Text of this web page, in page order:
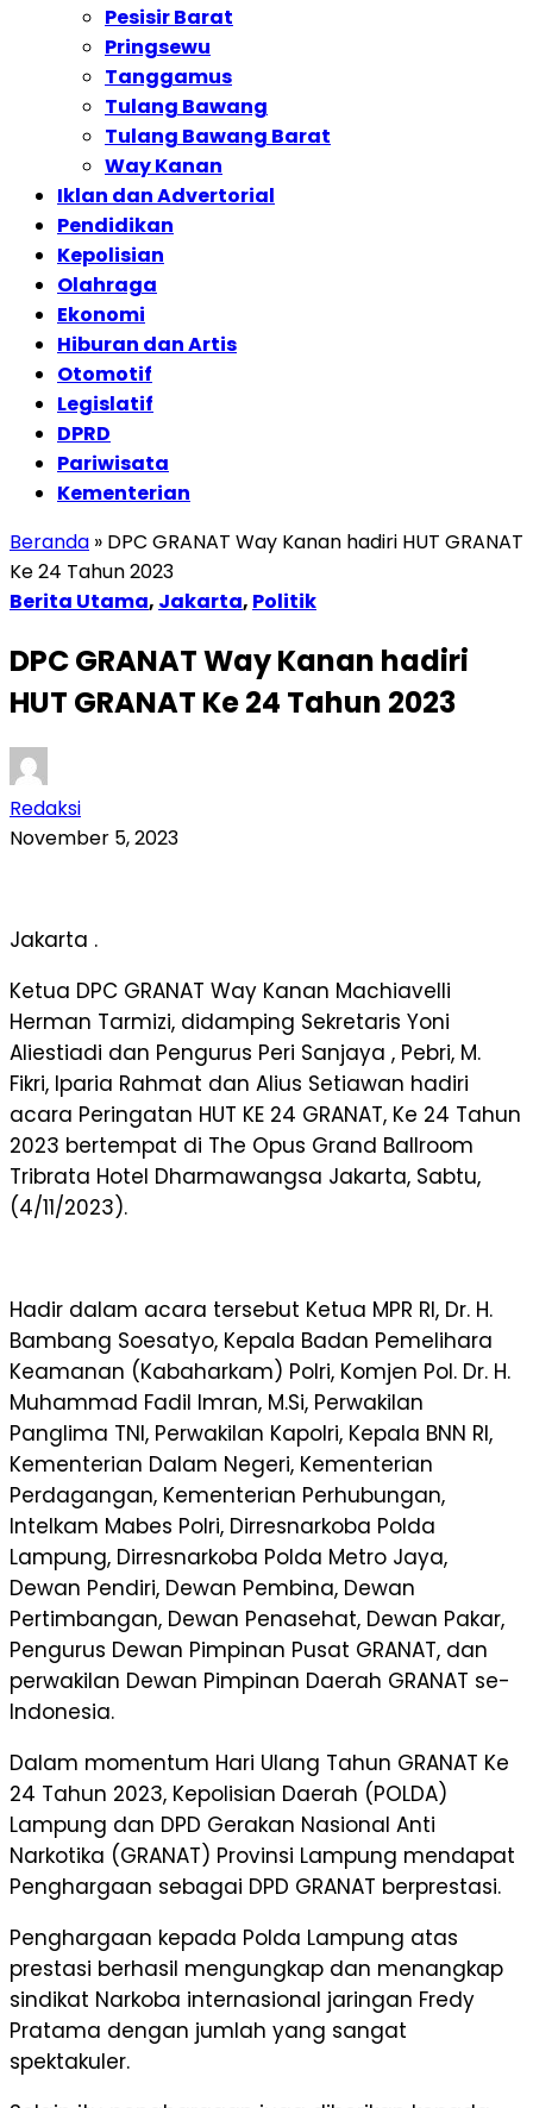
Pesisir Barat
Pringsewu
Tanggamus
Tulang Bawang
Tulang Bawang Barat
Way Kanan
Iklan dan Advertorial
Pendidikan
Kepolisian
Olahraga
Ekonomi
Hiburan dan Artis
Otomotif
Legislatif
DPRD
Pariwisata
Kementerian
Beranda » DPC GRANAT Way Kanan hadiri HUT GRANAT
Ke 24 Tahun 2023
Berita Utama, Jakarta, Politik
DPC GRANAT Way Kanan hadiri
HUT GRANAT Ke 24 Tahun 2023
Redaksi
November 5, 2023
Jakarta .
Ketua DPC GRANAT Way Kanan Machiavelli
Herman Tarmizi, didamping Sekretaris Yoni
Aliestiadi dan Pengurus Peri Sanjaya , Pebri, M.
Fikri, Iparia Rahmat dan Alius Setiawan hadiri
acara Peringatan HUT KE 24 GRANAT, Ke 24 Tahun
2023 bertempat di The Opus Grand Ballroom
Tribrata Hotel Dharmawangsa Jakarta, Sabtu,
(4/11/2023).
Hadir dalam acara tersebut Ketua MPR RI, Dr. H.
Bambang Soesatyo, Kepala Badan Pemelihara
Keamanan (Kabaharkam) Polri, Komjen Pol. Dr. H.
Muhammad Fadil Imran, M.Si, Perwakilan
Panglima TNI, Perwakilan Kapolri, Kepala BNN RI,
Kementerian Dalam Negeri, Kementerian
Perdagangan, Kementerian Perhubungan,
Intelkam Mabes Polri, Dirresnarkoba Polda
Lampung, Dirresnarkoba Polda Metro Jaya,
Dewan Pendiri, Dewan Pembina, Dewan
Pertimbangan, Dewan Penasehat, Dewan Pakar,
Pengurus Dewan Pimpinan Pusat GRANAT, dan
perwakilan Dewan Pimpinan Daerah GRANAT se-
Indonesia.
Dalam momentum Hari Ulang Tahun GRANAT Ke
24 Tahun 2023, Kepolisian Daerah (POLDA)
Lampung dan DPD Gerakan Nasional Anti
Narkotika (GRANAT) Provinsi Lampung mendapat
Penghargaan sebagai DPD GRANAT berprestasi.
Penghargaan kepada Polda Lampung atas
prestasi berhasil mengungkap dan menangkap
sindikat Narkoba internasional jaringan Fredy
Pratama dengan jumlah yang sangat
spektakuler.